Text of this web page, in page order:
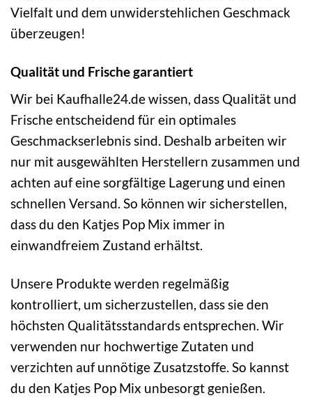
Vielfalt und dem unwiderstehlichen Geschmack
überzeugen!
Qualität und Frische garantiert
Wir bei Kaufhalle24.de wissen, dass Qualität und
Frische entscheidend für ein optimales
Geschmackserlebnis sind. Deshalb arbeiten wir
nur mit ausgewählten Herstellern zusammen und
achten auf eine sorgfältige Lagerung und einen
schnellen Versand. So können wir sicherstellen,
dass du den Katjes Pop Mix immer in
einwandfreiem Zustand erhältst.
Unsere Produkte werden regelmäßig
kontrolliert, um sicherzustellen, dass sie den
höchsten Qualitätsstandards entsprechen. Wir
verwenden nur hochwertige Zutaten und
verzichten auf unnötige Zusatzstoffe. So kannst
du den Katjes Pop Mix unbesorgt genießen.